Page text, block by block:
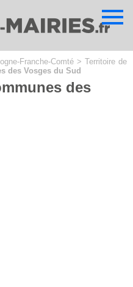
Franche-Comté > Territoire de
des Vosges du Sud
des